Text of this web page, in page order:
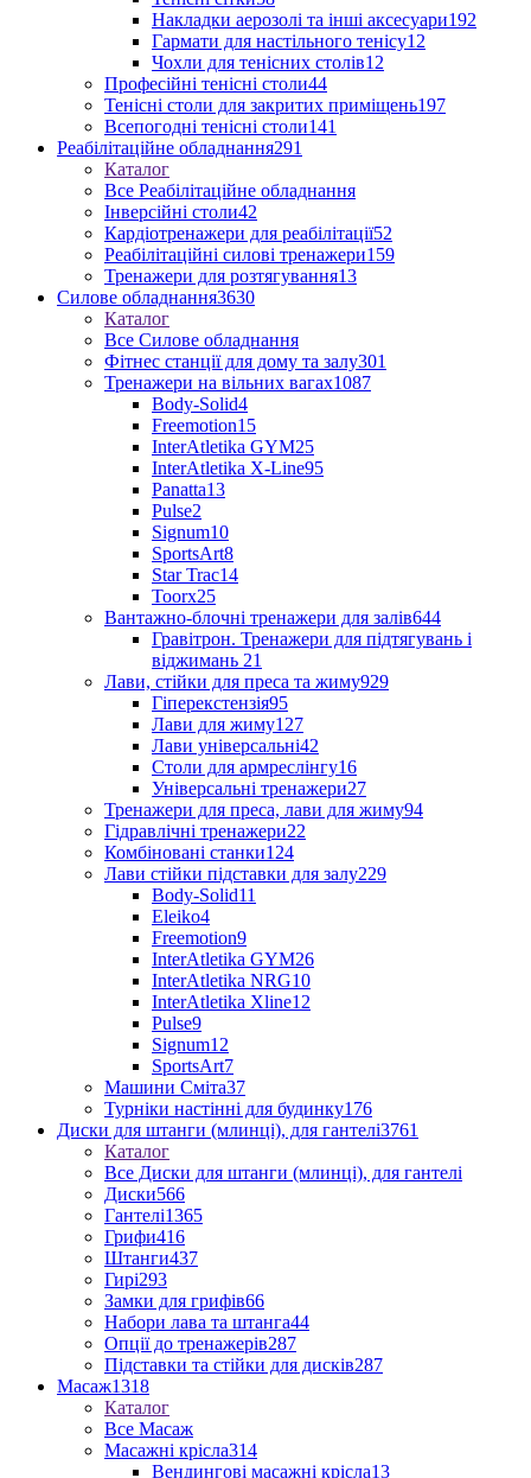
Накладки аерозолі та інші аксесуари192
Гармати для настільного тенісу12
Чохли для тенісних столів12
Професійні тенісні столи44
Тенісні столи для закритих приміщень197
Всепогодні тенісні столи141
Реабілітаційне обладнання291
Каталог
Все Реабілітаційне обладнання
Інверсійні столи42
Кардіотренажери для реабілітації52
Реабілітаційні силові тренажери159
Тренажери для розтягування13
Силове обладнання3630
Каталог
Все Силове обладнання
Фітнес станції для дому та залу301
Тренажери на вільних вагах1087
Body-Solid4
Freemotion15
InterAtletika GYM25
InterAtletika X-Line95
Panatta13
Pulse2
Signum10
SportsArt8
Star Trac14
Toorx25
Вантажно-блочні тренажери для залів644
Гравітрон. Тренажери для підтягувань і
віджимань 21
Лави, стійки для преса та жиму929
Гіперекстензія95
Лави для жиму127
Лави універсальні42
Столи для армреслінгу16
Універсальні тренажери27
Тренажери для преса, лави для жиму94
Гідравлічні тренажери22
Комбіновані станки124
Лави стійки підставки для залу229
Body-Solid11
Eleiko4
Freemotion9
InterAtletika GYM26
InterAtletika NRG10
InterAtletika Xline12
Pulse9
Signum12
SportsArt7
Машини Сміта37
Турніки настінні для будинку176
Диски для штанги (млинці), для гантелі3761
Каталог
Все Диски для штанги (млинці), для гантелі
Диски566
Гантелі1365
Грифи416
Штанги437
Гирі293
Замки для грифів66
Набори лава та штанга44
Опції до тренажерів287
Підставки та стійки для дисків287
Масаж1318
Каталог
Все Масаж
Масажні крісла314
Вендингові масажні крісла13